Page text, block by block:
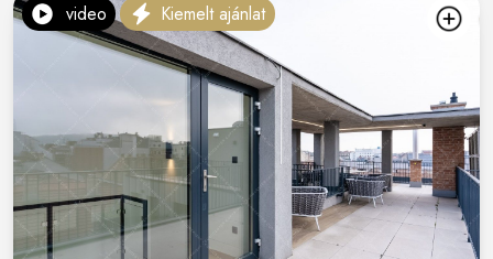
video Kiemelt ajánlat